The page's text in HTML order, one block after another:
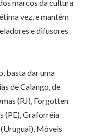
marcos da cultura
vez, e mantém
e difusores
basta dar uma
de Calango, de
(RJ), Forgotten
(PE), Graforréia
Móveis